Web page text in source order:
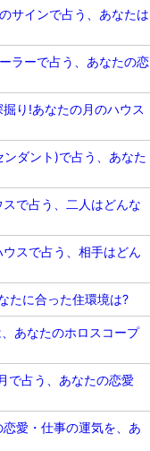
サインで占う、あなたは
ラーで占う、あなたの恋
掘り!あなたの月のハウス
ンダント)で占う、あなた
スで占う、二人はどんな
ウスで占う、相手はどん
たに合った住環境は?
あなたのホロスコープ
で占う、あなたの恋愛
愛・仕事の運気を、あ